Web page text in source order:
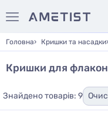
Головна Кришки та насадки
Кришки для
Знайдено товарів: 9